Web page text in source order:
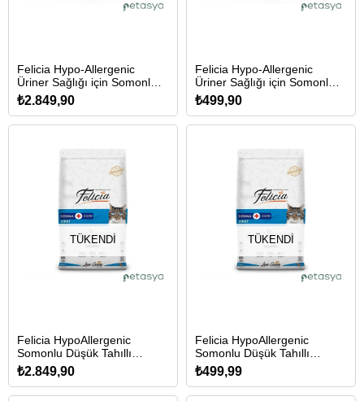
Felicia Hypo-Allergenic
Üriner Sağlığı için Somonl
Düşük Tahıllı Kısırlaştırılmış
Kedi Maması 12kg
₺2.849,90
Felicia Hypo-Allergenic
Üriner Sağlığı için Somonl
Düşük Tahıllı Kısırlaştırılmış
Kedi Maması 2kg
₺499,90
TÜKENDI
Felicia HypoAllergenic
Somonlu Düşük Tahıllı
Yetişkin Kedi Maması 12kg
₺2.849,90
TÜKENDI
Felicia HypoAllergenic
Somonlu Düşük Tahıllı
Yetişkin Kedi Maması 2kg
₺499,99